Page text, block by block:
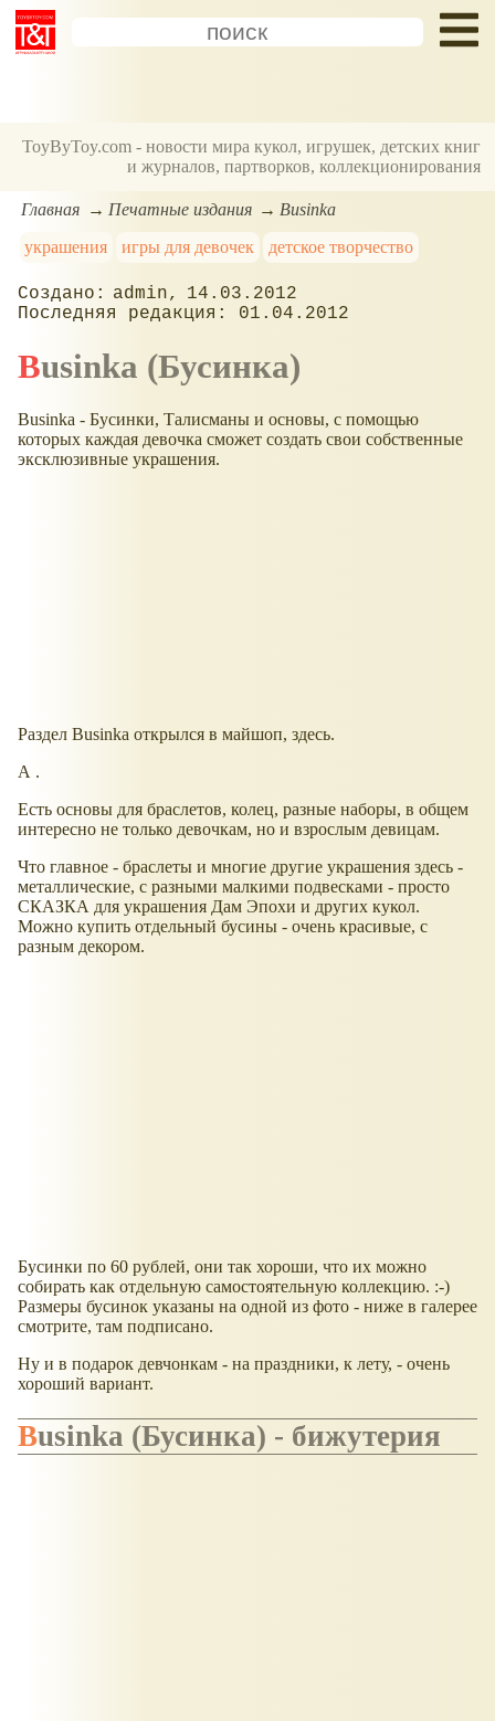
ToyByToy.com - новости мира кукол, игрушек, детских книг
и журналов, партворков, коллекционирования
Главная Печатные издания
Businka
украшения
игры для девочек детское творчество
admin
14.03.2012
01.04.2012
Businka (Бусинка)
Businka - Бусинки, Талисманы и основы, с помощью
которых каждая девочка сможет создать свои собственные
эксклюзивные украшения.
Раздел Businka открылся в майшоп, здесь.
А .
Есть основы для браслетов, колец, разные наборы, в общем
интересно не только девочкам, но и взрослым девицам.
Что главное - браслеты и многие другие украшения здесь -
металлические, с разными малкими подвесками - просто
СКАЗКА для украшения Дам Эпохи и других кукол.
Можно купить отдельный бусины - очень красивые, с
разным декором.
Бусинки по 60 рублей, они так хороши, что их можно
собирать как отдельную самостоятельную коллекцию. :-)
Размеры бусинок указаны на одной из фото - ниже в галерее
смотрите, там подписано.
Ну и в подарок девчонкам - на праздники, к лету, - очень
хороший вариант.
Businka (Бусинка) - бижутерия